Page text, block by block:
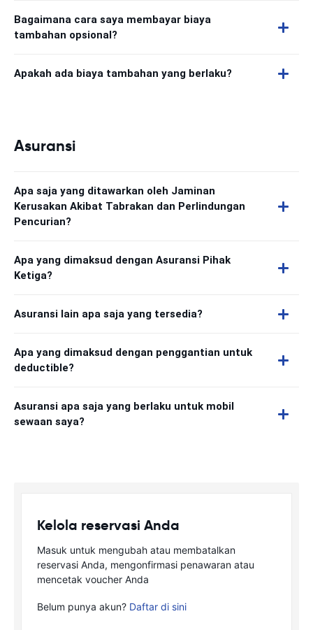
Bagaimana cara saya membayar biaya
tambahan opsional?
Apakah ada biaya tambahan yang berlaku?
Asuransi
Apa saja yang ditawarkan oleh Jaminan
Kerusakan Akibat Tabrakan dan Perlindungan
Pencurian?
Apa yang dimaksud dengan Asuransi Pihak
Ketiga?
Asuransi lain apa saja yang tersedia?
Apa yang dimaksud dengan penggantian untuk
deductible?
Asuransi apa saja yang berlaku untuk mobil
sewaan saya?
Kelola reservasi Anda
Masuk untuk mengubah atau membatalkan
reservasi Anda, mengonfirmasi penawaran atau
mencetak voucher Anda
Belum punya akun? Daftar di sini